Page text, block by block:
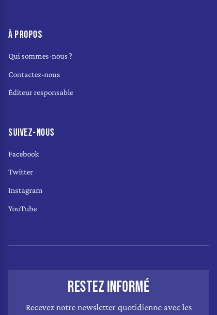
À PROPOS
Qui sommes-nous ?
Contactez-nous
Éditeur responsable
SUIVEZ-NOUS
Facebook
Twitter
Instagram
YouTube
RESTEZ INFORMÉ
Recevez notre newsletter quotidienne avec les